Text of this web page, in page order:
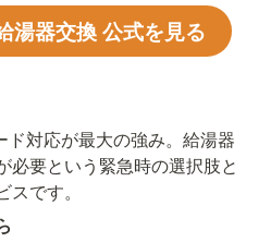
湯器交換 公式を見る
対応が最大の強み。給湯器
必要という緊急時の選択肢と
です。